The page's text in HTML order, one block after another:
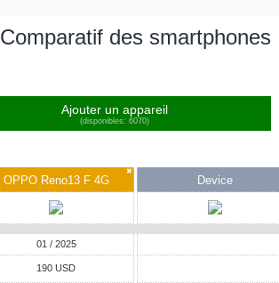
Comparatif des smartphones
Ajouter un appareil
(disponibles: 6070)
✖
OPPO Reno13 F 4G Device
01 / 2025
190 USD